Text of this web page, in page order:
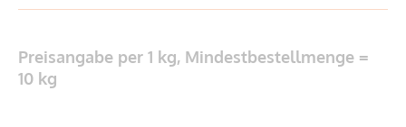
Preisangabe per 1 kg, Mindestbestellmenge =
10 kg